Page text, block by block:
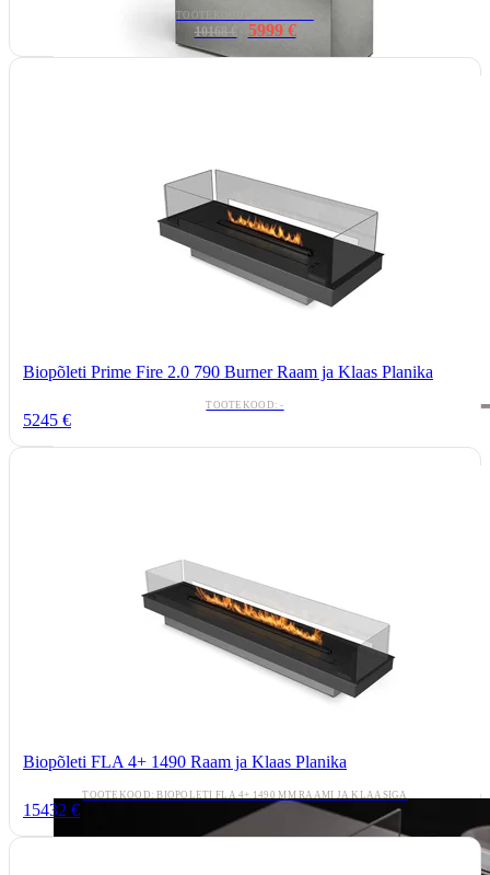
TOOTEKOOD: STONE-GRIS
10168 € 5999 €
Biopõleti Prime Fire 2.0 790 Burner Raam ja Klaas Planika
TOOTEKOOD: -
5245 €
Biopõleti FLA 4+ 1490 Raam ja Klaas Planika
TOOTEKOOD: BIOPÕLETI FLA 4+ 1490 MM RAAMI JA KLAASIGA
15432 €